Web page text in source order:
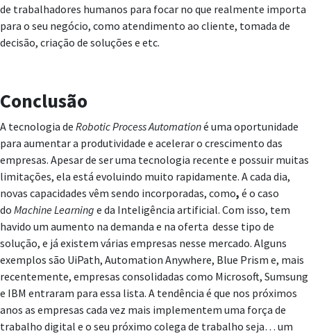
de trabalhadores humanos para focar no que realmente importa
para o seu negócio, como atendimento ao cliente, tomada de
decisão, criação de soluções e etc.
Conclusão
A tecnologia de Robotic Process Automationé uma oportunidade
para aumentar a produtividade e acelerar o crescimento das
empresas. Apesar de ser uma tecnologia recente e possuir muitas
limitações, ela está evoluindo muito rapidamente. A cada dia,
novas capacidades vêm sendo incorporadas, como, é o caso
do Machine Learning e da Inteligência artificial. Com isso, tem
havido um aumento na demanda e na oferta desse tipo de
solução, e já existem várias empresas nesse mercado. Alguns
exemplos são UiPath, Automation Anywhere, Blue Prism e, mais
recentemente, empresas consolidadas como Microsoft, Sumsung
e IBM entraram para essa lista. A tendência é que nos próximos
anos as empresas cada vez mais implementem uma força de
trabalho digital e o seu próximo colega de trabalho seja… um